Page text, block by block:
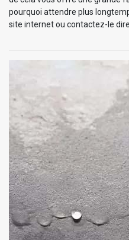
pourquoi attendre plus
site internet ou contactez-le